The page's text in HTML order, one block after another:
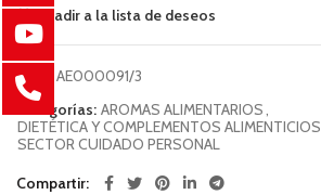
Añadir a la lista de deseos
COD: AE000091/3
Categorías: AROMAS ALIMENTARIOS,
DIETÉTICA Y COMPLEMENTOS ALIMENTICIOS
SECTOR CUIDADO PERSONAL
Compartir